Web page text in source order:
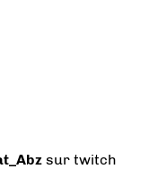
sur twitch